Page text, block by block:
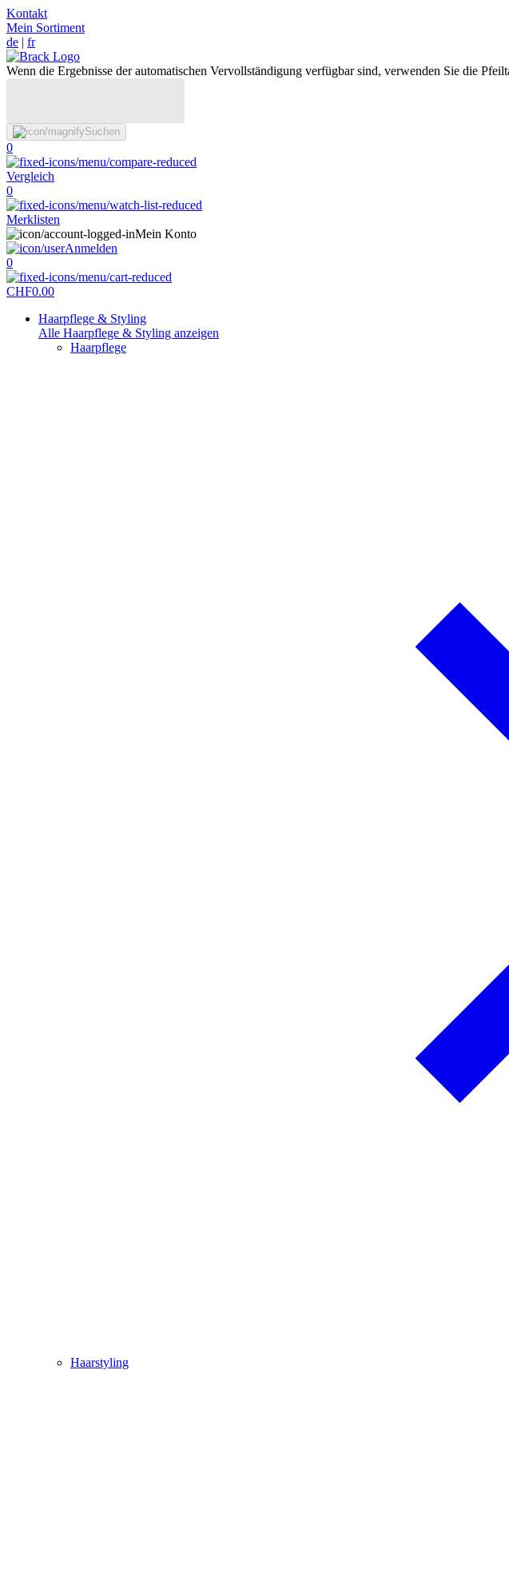
Kontakt
Mein Sortiment
de | fr
Wenn die Ergebnisse der automatischen Vervollständigung verfügbar sind, verwenden Sie die
Suchen
0
Vergleich
0
Merklisten
Mein Konto
Anmelden
0
CHF0.00
Haarpflege & Styling
Alle Haarpflege & Styling anzeigen
Haarpflege
Haarstyling